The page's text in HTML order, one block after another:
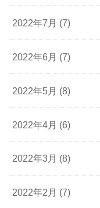
2022年7月 (7)
2022年6月 (7)
2022年5月 (8)
2022年4月 (6)
2022年3月 (8)
2022年2月 (7)